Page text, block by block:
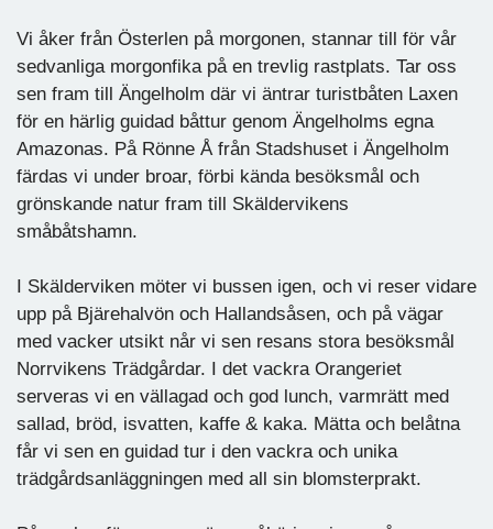
Vi åker från Österlen på morgonen, stannar till för vår
sedvanliga morgonfika på en trevlig rastplats. Tar oss
sen fram till Ängelholm där vi äntrar turistbåten Laxen
för en härlig guidad båttur genom Ängelholms egna
Amazonas. På Rönne Å från Stadshuset i Ängelholm
färdas vi under broar, förbi kända besöksmål och
grönskande natur fram till Skäldervikens
småbåtshamn.
I Skälderviken möter vi bussen igen, och vi reser vidare
upp på Bjärehalvön och Hallandsåsen, och på vägar
med vacker utsikt når vi sen resans stora besöksmål
Norrvikens Trädgårdar. I det vackra Orangeriet
serveras vi en vällagad och god lunch, varmrätt med
sallad, bröd, isvatten, kaffe & kaka. Mätta och belåtna
får vi sen en guidad tur i den vackra och unika
trädgårdsanläggningen med all sin blomsterprakt.